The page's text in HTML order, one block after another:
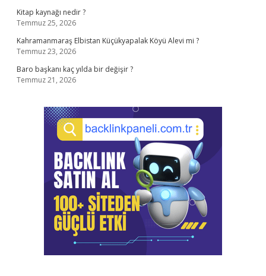
Kitap kaynağı nedir ?
Temmuz 25, 2026
Kahramanmaraş Elbistan Küçükyapalak Köyü Alevi mi ?
Temmuz 23, 2026
Baro başkanı kaç yılda bir değişir ?
Temmuz 21, 2026